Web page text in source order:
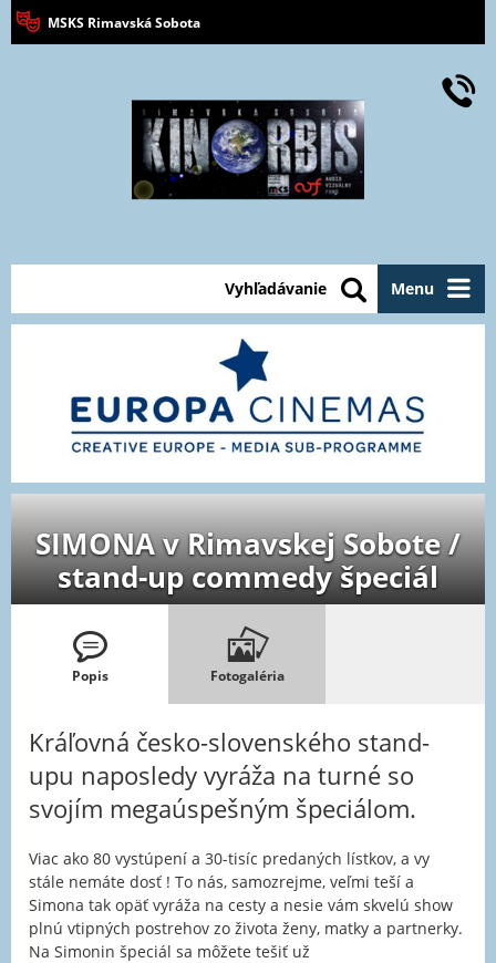
MSKS Rimavská Sobota
Menu
Vyhľadávanie
SIMONA v Rimavskej Sobote /
stand-up commedy špeciál
Popis Fotogaléria
Kráľovná česko-slovenského stand-
upu naposledy vyráža na turné so
svojím megaúspešným špeciálom.
Viac ako 80 vystúpení a 30-tisíc predaných lístkov, a vy
stále nemáte dosť ! To nás, samozrejme, veľmi teší a
Simona tak opäť vyráža na cesty a nesie vám skvelú show
plnú vtipných postrehov zo života ženy, matky a partnerky.
Na Simonin špeciál sa môžete tešiť už